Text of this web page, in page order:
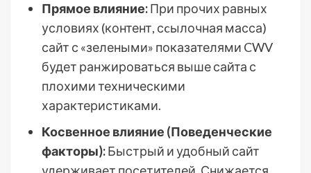
Прямое влияние:При прочих равных
условиях (контент, сcылочная масса)
сайт с «зелеными» показателями CWV
будет ранжироваться выше сайта с
плохими техническими
характеристиками.
Косвенное влияние (Поведенческие
факторы):Быстрый и удобный сайт